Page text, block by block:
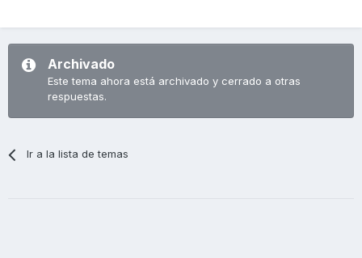
Archivado
Este tema ahora está archivado y cerrado a otras
respuestas.
Ir a la lista de temas